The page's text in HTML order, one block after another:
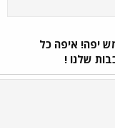
יפה! איפה כל
שלנו !